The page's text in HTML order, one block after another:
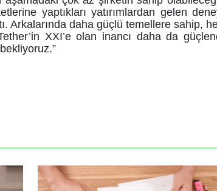
yaptıkları yatırımlardan gelen
Arkalarında daha güçlü temellere sahip,
XXI’e olan inancı daha da